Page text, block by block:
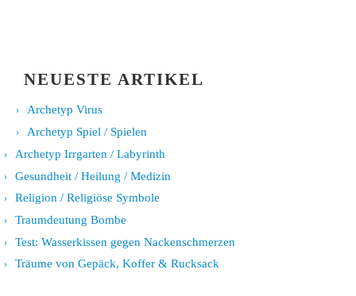
NEUESTE ARTIKEL
Archetyp Virus
Archetyp Spiel / Spielen
Archetyp Irrgarten / Labyrinth
Gesundheit / Heilung / Medizin
Religion / Religiöse Symbole
Traumdeutung Bombe
Test: Wasserkissen gegen Nackenschmerzen
Träume von Gepäck, Koffer & Rucksack